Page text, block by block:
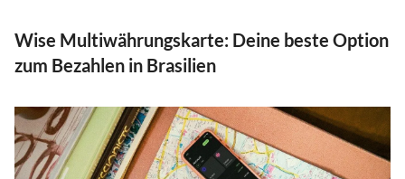
Wise Multiwährungskarte: Deine beste Option
zum Bezahlen in Brasilien